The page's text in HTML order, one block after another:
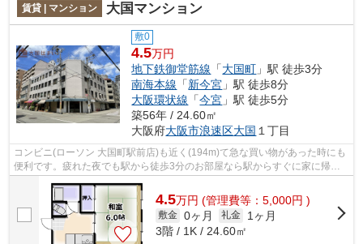
賃貸 | マンション 大国マンション
敷0
4.5万円
地下鉄御堂筋線 「大国町 」駅 徒歩3分
南海本線 「新今宮 」駅 徒歩8分
大阪環状線 「今宮 」駅 徒歩5分
築56年 / 24.60㎡
大阪府大阪市浪速区大国 １丁目
コンビニ(ローソン 大国町駅前店)も近く(194m)て急な買い物があった時にも
便利です。疲れた夜でも駅から徒歩3分のお部屋なら駅からすぐに家に帰る
ことができます。自転車持ちの方には...
4.5万円 (管理費等：5,000円 )
敷金 0ヶ月 礼金
1ヶ月
3階 / 1K / 24.60㎡